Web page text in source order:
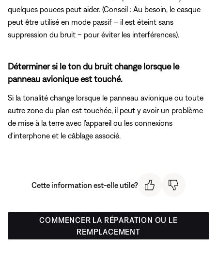
quelques pouces peut aider. (Conseil : Au besoin, le casque
peut être utilisé en mode passif – il est éteint sans
suppression du bruit – pour éviter les interférences).
Déterminer si le ton du bruit change lorsque le
panneau avionique est touché.
Si la tonalité change lorsque le panneau avionique ou toute
autre zone du plan est touchée, il peut y avoir un problème
de mise à la terre avec l'appareil ou les connexions
d'interphone et le câblage associé.
Cette information est-elle utile?
COMMENCER LA RÉPARATION OU LE
REMPLACEMENT